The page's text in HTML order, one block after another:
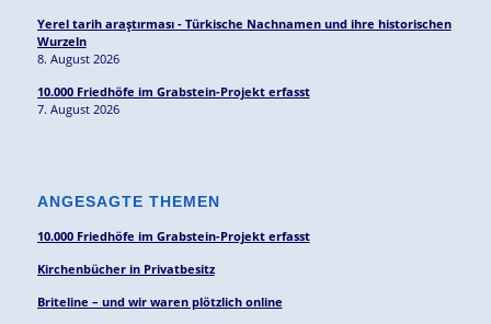
Yerel tarih araştırması - Türkische Nachnamen und ihre historischen
Wurzeln
8. August 2026
10.000 Friedhöfe im Grabstein-Projekt erfasst
7. August 2026
ANGESAGTE THEMEN
10.000 Friedhöfe im Grabstein-Projekt erfasst
Kirchenbücher in Privatbesitz
Briteline – und wir waren plötzlich online